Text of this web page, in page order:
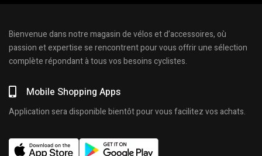
Bienvenue dans notre magasin de vélos et d’accessoires, où
passion et expertise se rencontrent pour vous offrir une sélection
complète répondant à tous vos besoins cyclistes.
Mobile Shopping Apps
Application sera disponible bientôt pour vous facilitez vos achats.